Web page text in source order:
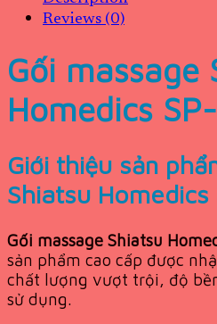
Reviews (0)
Gối massage
Homedics
Giới thiệu sản
Shiatsu Homedics
Gối massage Shiatsu
sản phẩm cao cấp được
chất lượng vượt trội, độ
sử dụng.